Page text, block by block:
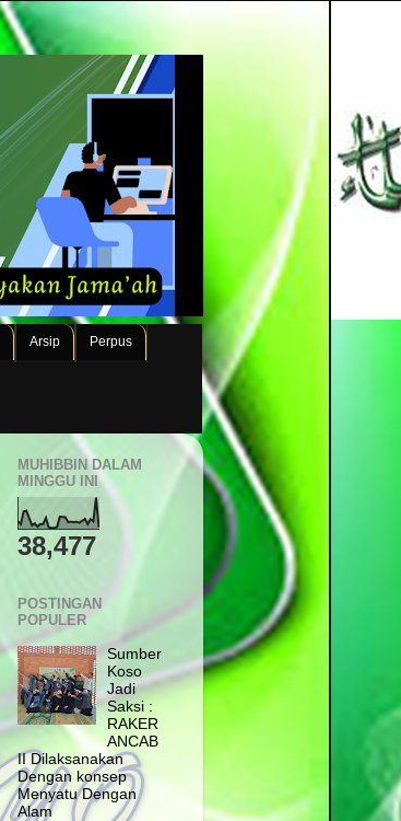
Arsip Perpus
MUHIBBIN DALAM
MINGGU INI
38,477
POSTINGAN
POPULER
Sumber
Koso
Jadi
Saksi :
RAKER
ANCAB
II Dilaksanakan
Dengan konsep
Menyatu Dengan
Alam